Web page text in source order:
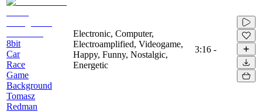
8bit
Car
Race
Game
Background
Tomasz
Redman
Electronic, Computer,
Electroamplified, Videogame,
Happy, Funny, Nostalgic,
Energetic
3:16 -